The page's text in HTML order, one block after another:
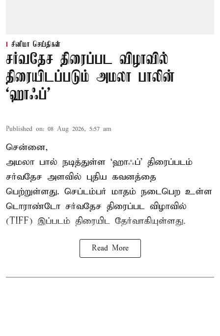
சினிமா செய்திகள்
சர்வதேச திரைப்பட விழாவில்
திரையிடப்படும் அமலா பாலின்
‘ஹாஃப்’
Published on: 08 Aug 2026, 5:57 am
சென்னை,
அமலா பால் நடித்துள்ள ‘ஹாஃப்’ திரைப்படம்
சர்வதேச அளவில் புதிய கவனத்தை
பெற்றுள்ளது. செப்டம்பர் மாதம் நடைபெற உள்ள
டொராண்டோ சர்வதேச திரைப்பட விழாவில்
(TIFF) இப்படம் திரையிட தேர்வாகியுள்ளது.
Read More